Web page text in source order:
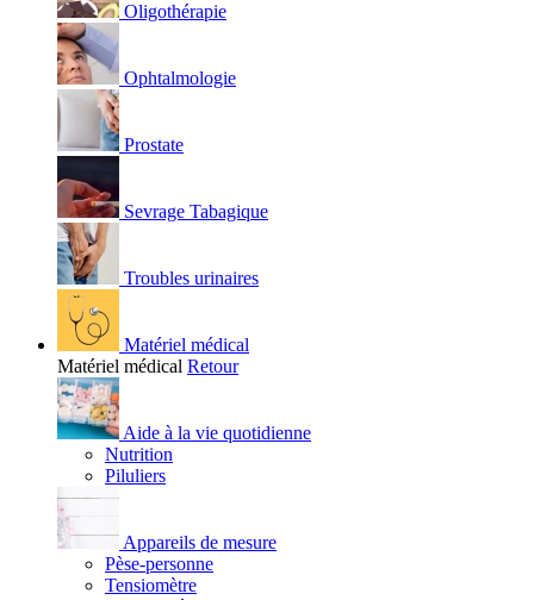
Oligothérapie
Ophtalmologie
Prostate
Sevrage Tabagique
Troubles urinaires
Matériel médical
Matériel médical Retour
Aide à la vie quotidienne
Nutrition
Piluliers
Appareils de mesure
Pèse-personne
Tensiomètre